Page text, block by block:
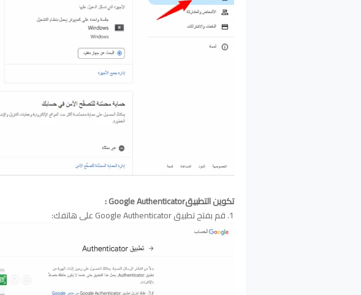
تكوين التطبيقGoogle Authenticator :
1. قم بفتح تطبيق Google Authenticator على هاتفك: